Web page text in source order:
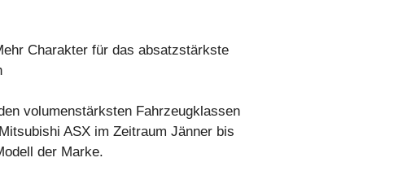
Charakter für das absatzstärkste
volumenstärksten Fahrzeugklassen
ASX im Zeitraum Jänner bis
der Marke.